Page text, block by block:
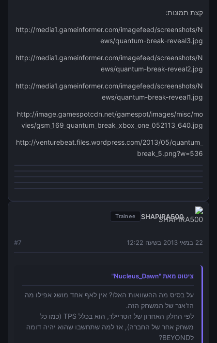
קצת תמונות:
http://media1.gameinformer.com/imagefeed/screenshots/N
ews/quantum-break-reveal3.jpg
http://media1.gameinformer.com/imagefeed/screenshots/N
ews/quantum-break-reveal2.jpg
http://media1.gameinformer.com/imagefeed/screenshots/N
ews/quantum-break-reveal1.jpg
http://image.gamespotcdn.net/gamespot/images/misc/mo
vies/gsm_169_quantum_break_xbox_one_052113_640.jpg
http://venturebeat.files.wordpress.com/2013/05/quantum_
break_5.png?w=536
SHAPIRA500
Trainee
22 במאי 2013 בשעה 12:22 #7
ציטוט מאת "Nucleus_Dawn"
על בסיס מה ההשוואות האלו? אין לאף אחד מושג אפילו מה
הז'אנר של המשחק הזה.
לפי החלק האחרון של הטריילר, הוא בכלל TPS (כמו כל
משחק אחר של החברה), אז למה שתחשבו שהוא יהיה דומה
לBEYOND?